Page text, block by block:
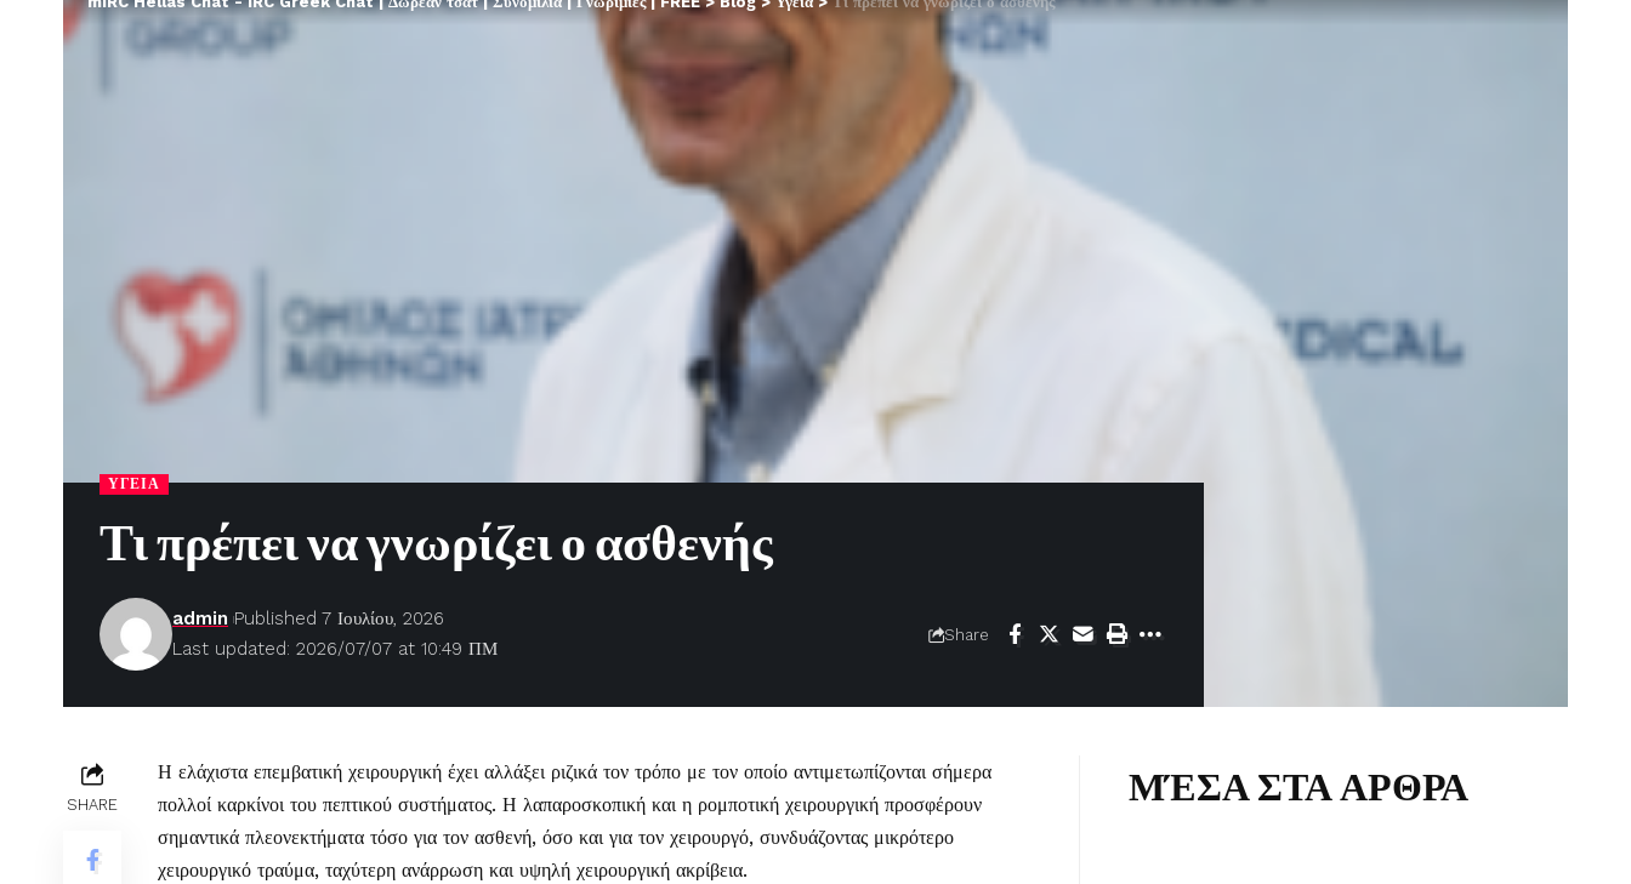
ΥΓΕΊΑ
Τι πρέπει να γνωρίζει ο ασθενής
Last updated: 2026/07/07 at 10:49 ΠΜ
admin Published 7 Ιουλίου, 2026
Share
SHARE
Η ελάχιστα επεμβατική χειρουργική έχει αλλάξει ριζικά τον τρόπο με τον οποίο αντιμετωπίζονται σήμερα
πολλοί καρκίνοι του πεπτικού συστήματος. Η λαπαροσκοπική και η ρομποτική χειρουργική προσφέρουν
σημαντικά πλεονεκτήματα τόσο για τον ασθενή, όσο και για τον χειρουργό, συνδυάζοντας μικρότερο
χειρουργικό τραύμα, ταχύτερη ανάρρωση και υψηλή χειρουργική ακρίβεια.
ΜΈΣΑ ΣΤΑ ΑΡΘΡΑ